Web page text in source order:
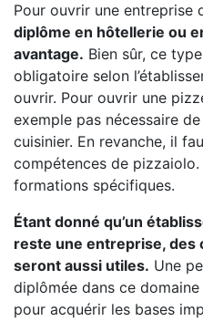
Pour ouvrir une entreprise
diplôme en hôtellerie ou
avantage. Bien sûr, ce
obligatoire selon
ouvrir. Pour ouvrir une
exemple pas nécessaire
cuisinier. En revanche, il
compétences de
formations spécifiques.
Étant donné qu’un
reste une entreprise, des
seront aussi utiles. Une
diplômée dans ce
pour acquérir les bases